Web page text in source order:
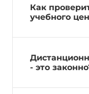
Как
учебного
- это